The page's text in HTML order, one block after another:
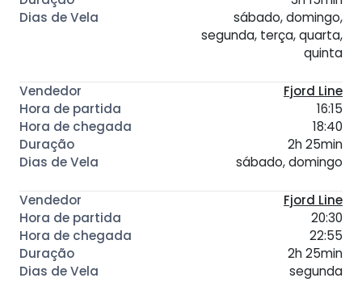
sábado, domingo,
segunda, terça, quarta,
quinta
Fjord Line
16:15
18:40
2h 25min
sábado, domingo
Fjord Line
20:30
22:55
2h 25min
segunda